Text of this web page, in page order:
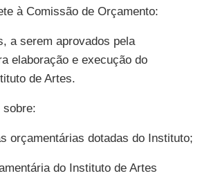
à Comissão de Orçamento:
a serem aprovados pela
elaboração e execução do
de Artes.
orçamentárias dotadas do Instituto;
do Instituto de Artes